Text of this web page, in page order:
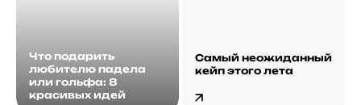
Что подарить
любителю падела
или гольфа: 8
красивых идей
Самый неожиданный
кейп этого лета